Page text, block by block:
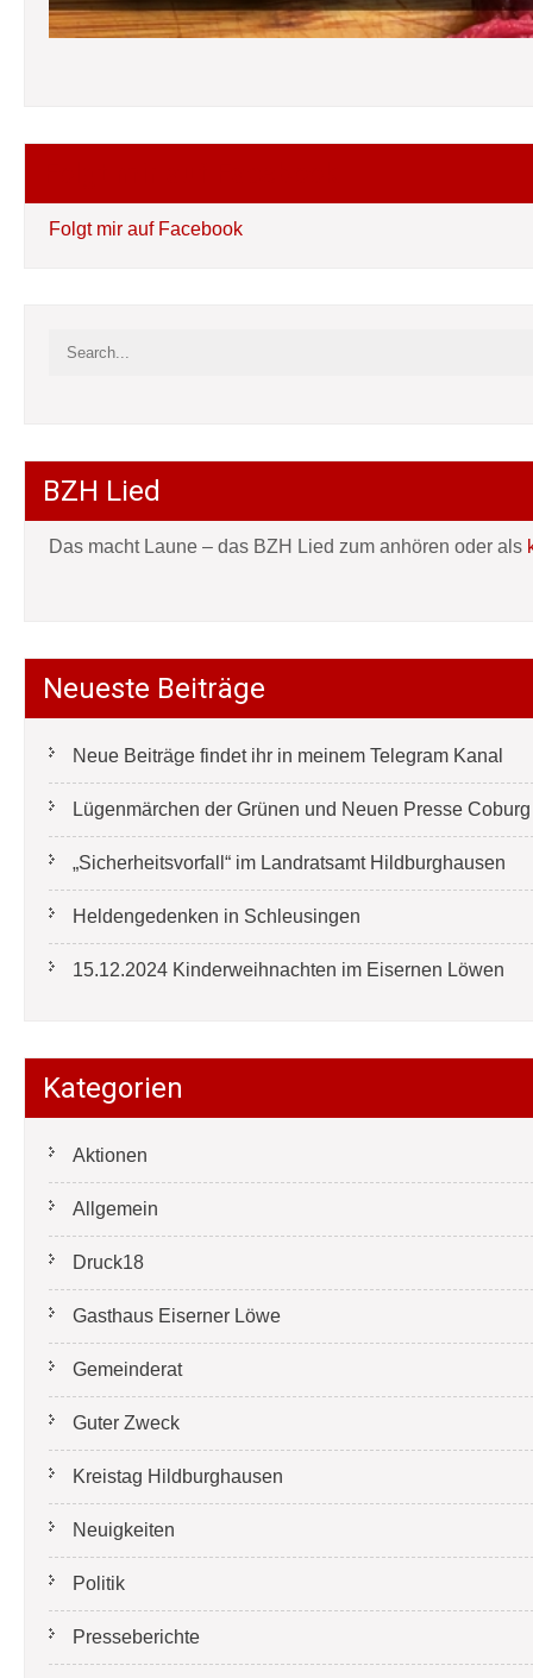
Folgt mir auf Facebook
BZH Lied
Das macht Laune – das BZH Lied zum anhören oder als
Neueste Beiträge
Neue Beiträge findet ihr in meinem Telegram Kanal
Lügenmärchen der Grünen und Neuen Presse
„Sicherheitsvorfall“ im Landratsamt Hildburghausen
Heldengedenken in Schleusingen
15.12.2024 Kinderweihnachten im Eisernen Löwen
Kategorien
Aktionen
Allgemein
Druck18
Gasthaus Eiserner Löwe
Gemeinderat
Guter Zweck
Kreistag Hildburghausen
Neuigkeiten
Politik
Presseberichte